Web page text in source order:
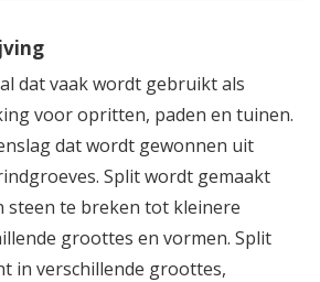
dat vaak wordt gebruikt als
voor opritten, paden en tuinen.
dat wordt gewonnen uit
Split wordt gemaakt
te breken tot kleinere
groottes en vormen. Split
in verschillende groottes,